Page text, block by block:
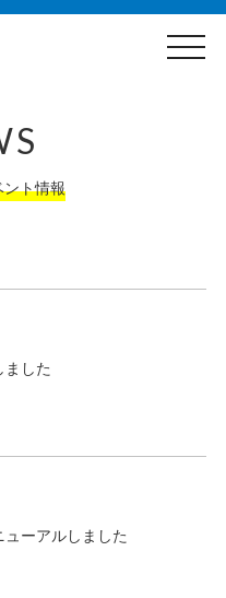
toggle
ント情報
ました
ーアルしました